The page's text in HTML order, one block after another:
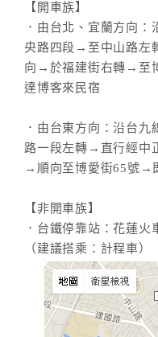
【開車族】
．由台北、宜蘭方向
央路四段→至中山路左
向→於福建街右轉→至
達博客來民宿
．由台東方向：沿台
路一段左轉→直行經中
→順向至博愛街65號→
【非開車族】
．台鐵停靠站：花蓮
（建議搭乘：計程車）